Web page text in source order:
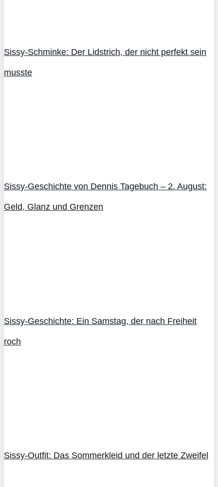
Sissy-Schminke: Der Lidstrich, der nicht perfekt sein
musste
Sissy-Geschichte von Dennis Tagebuch – 2. August:
Geld, Glanz und Grenzen
Sissy-Geschichte: Ein Samstag, der nach Freiheit
roch
Sissy-Outfit: Das Sommerkleid und der letzte Zweifel